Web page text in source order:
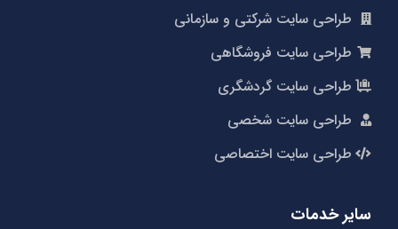
طراحی سایت شرکتی و سازمانی
طراحی سایت فروشگاهی
طراحی سایت گردشگری
طراحی سایت شخصی
طراحی سایت اختصاصی
سایر خدمات